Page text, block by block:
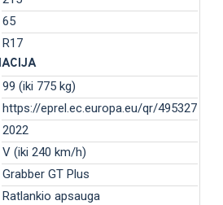
65
R17
99 (iki 775 kg)
https://eprel.ec.europa.eu/qr/495327
2022
V (iki 240 km/h)
Grabber GT Plus
Ratlankio apsauga